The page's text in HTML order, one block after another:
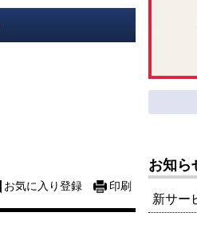
お気に入り登録 印刷
お知ら
新サー